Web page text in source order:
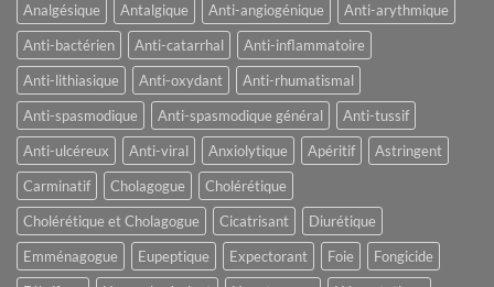
Analgésique Antalgique Anti-angiogénique
Anti-arythmique
Anti-bactérien
Anti-catarrhal
Anti-inflammatoire
Anti-lithiasique
Anti-oxydant
Anti-rhumatismal
Anti-spasmodique
Anti-spasmodique général
Anti-tussif
Anti-ulcéreux
Anti-viral Anxiolytique Apéritif
Astringent
Carminatif
Cholagogue
Cholérétique
Cholérétique et Cholagogue
Cicatrisant
Diurétique
Emménagogue
Eupeptique Expectorant Foie
Fongicide